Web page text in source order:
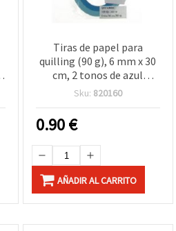
Tiras de papel para
quilling (90 g), 6 mm x 30
cm, 2 tonos de azul
surtidos, 100 uds.
Sku: 820160
0.90€
AÑADIR AL CARRITO